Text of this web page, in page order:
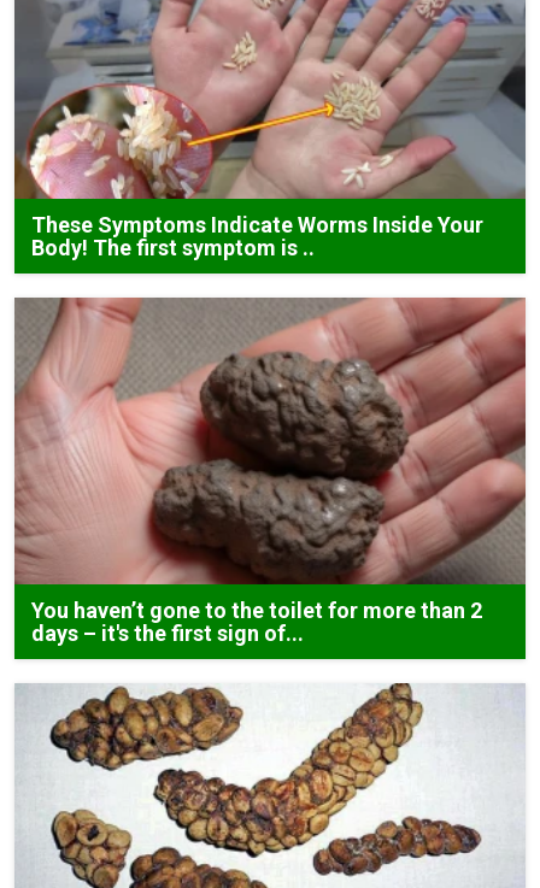
These Symptoms Indicate Worms Inside Your
Body! The first symptom is ..
You haven’t gone to the toilet for more than 2
days – it's the first sign of...